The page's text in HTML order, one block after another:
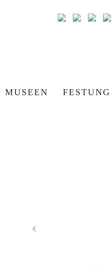
MUSEEN FESTUNG